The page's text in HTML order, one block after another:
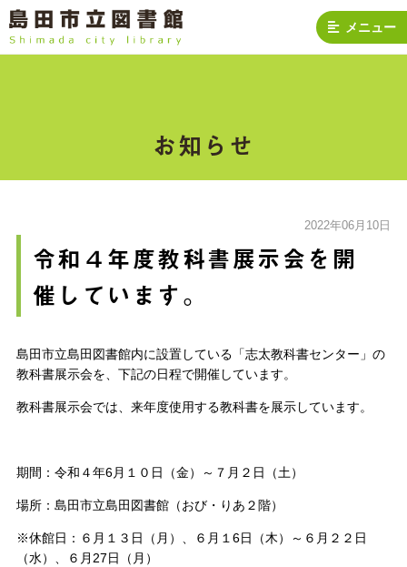
メニュー
お知らせ
2022年06月10日
令和４年度教科書展示会を開
催しています。
島田市立島田図書館内に設置している「志太教科書センター」の
教科書展示会を、下記の日程で開催しています。
教科書展示会では、来年度使用する教科書を展示しています。
期間：令和４年6月１０日（金）～７月２日（土）
場所：島田市立島田図書館（おび・りあ２階）
※休館日：６月１３日（月）、６月１6日（木）～６月２２日
（水）、６月27日（月）